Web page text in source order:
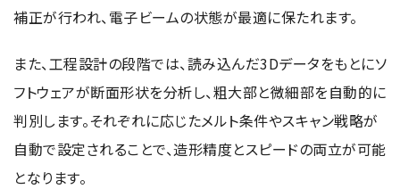
補正が行われ、電子ビームの状態が最適に保たれます。
また、工程設計の段階では、読み込んだ3Dデータをもとにソ
フトウェアが断面形状を分析し、粗大部と微細部を自動的に
判別します。それぞれに応じたメルト条件やスキャン戦略が
自動で設定されることで、造形精度とスピードの両立が可能
となります。